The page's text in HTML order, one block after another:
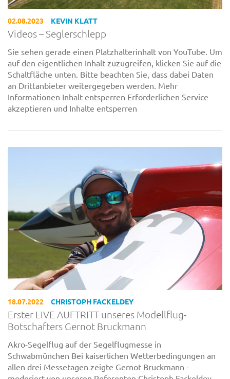
02.08.2023 KEVIN KLATT
Videos – Seglerschlepp
Sie sehen gerade einen Platzhalterinhalt von YouTube. Um
auf den eigentlichen Inhalt zuzugreifen, klicken Sie auf die
Schaltfläche unten. Bitte beachten Sie, dass dabei Daten
an Drittanbieter weitergegeben werden. Mehr
Informationen Inhalt entsperren Erforderlichen Service
akzeptieren und Inhalte entsperren
18.07.2022 CHRISTOPH FACKELDEY
Erster LIVE AUFTRITT unseres Modellflug-
Botschafters Gernot Bruckmann
Akro-Segelflug auf der Segelflugmesse in
Schwabmünchen Bei kaiserlichen Wetterbedingungen an
allen drei Messetagen zeigte Gernot Bruckmann -